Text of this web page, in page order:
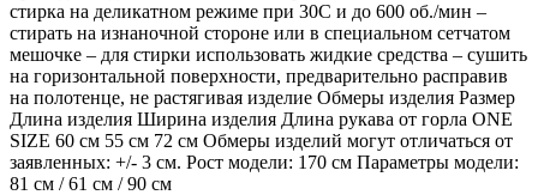
стирка на деликатном режиме при 30С и до 600 об./мин –
стирать на изнаночной стороне или в специальном сетчатом
мешочке – для стирки использовать жидкие средства – сушить
на горизонтальной поверхности, предварительно расправив
на полотенце, не растягивая изделие Обмеры изделия Размер
Длина изделия Ширина изделия Длина рукава от горла ONE
SIZE 60 см 55 см 72 см Обмеры изделий могут отличаться от
заявленных: +/- 3 см. Рост модели: 170 см Параметры модели:
81 см / 61 см / 90 см